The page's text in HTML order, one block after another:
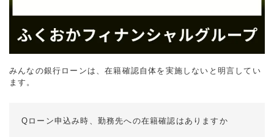
みんなの銀行ローンは、在籍確認自体を実施しないと明言してい
ます。
Qローン申込み時、勤務先への在籍確認はありますか